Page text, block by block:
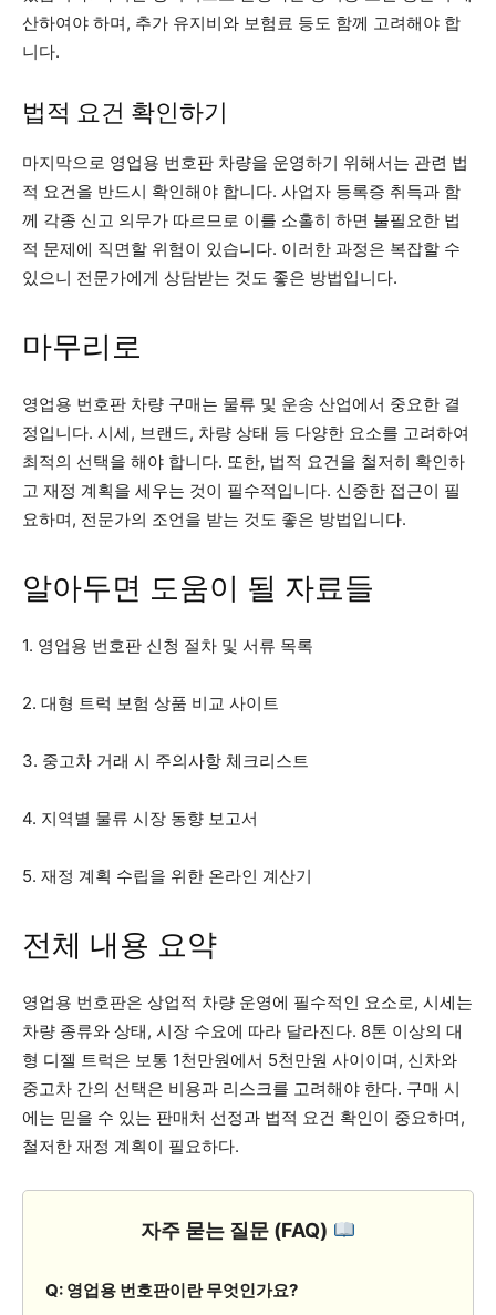
산하여야 하며, 추가 유지비와 보험료 등도 함께 고려해야 합
니다.
법적 요건 확인하기
마지막으로 영업용 번호판 차량을 운영하기 위해서는 관련 법
적 요건을 반드시 확인해야 합니다. 사업자 등록증 취득과 함
께 각종 신고 의무가 따르므로 이를 소홀히 하면 불필요한 법
적 문제에 직면할 위험이 있습니다. 이러한 과정은 복잡할 수
있으니 전문가에게 상담받는 것도 좋은 방법입니다.
마무리로
영업용 번호판 차량 구매는 물류 및 운송 산업에서 중요한 결
정입니다. 시세, 브랜드, 차량 상태 등 다양한 요소를 고려하여
최적의 선택을 해야 합니다. 또한, 법적 요건을 철저히 확인하
고 재정 계획을 세우는 것이 필수적입니다. 신중한 접근이 필
요하며, 전문가의 조언을 받는 것도 좋은 방법입니다.
알아두면 도움이 될 자료들
1. 영업용 번호판 신청 절차 및 서류 목록
2. 대형 트럭 보험 상품 비교 사이트
3. 중고차 거래 시 주의사항 체크리스트
4. 지역별 물류 시장 동향 보고서
5. 재정 계획 수립을 위한 온라인 계산기
전체 내용 요약
영업용 번호판은 상업적 차량 운영에 필수적인 요소로, 시세는
차량 종류와 상태, 시장 수요에 따라 달라진다. 8톤 이상의 대
형 디젤 트럭은 보통 1천만원에서 5천만원 사이이며, 신차와
중고차 간의 선택은 비용과 리스크를 고려해야 한다. 구매 시
에는 믿을 수 있는 판매처 선정과 법적 요건 확인이 중요하며,
철저한 재정 계획이 필요하다.
자주 묻는 질문 (FAQ)
Q: 영업용 번호판이란 무엇인가요?